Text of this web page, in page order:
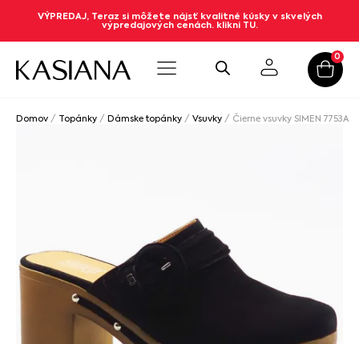
VÝPREDAJ, Teraz si môžete nájsť kvalitné kúsky v skvelých
výpredajových cenách. klikni TU.
0
Domov / Topánky / Dámske topánky / Vsuvky / Čierne vsuvky SIMEN 7753A